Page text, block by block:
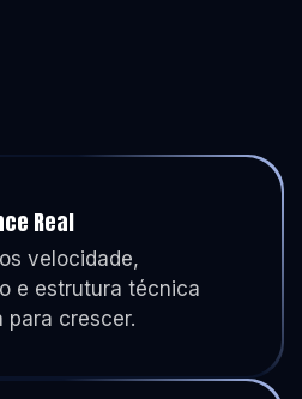
Real
velocidade,
e estrutura técnica
para crescer.